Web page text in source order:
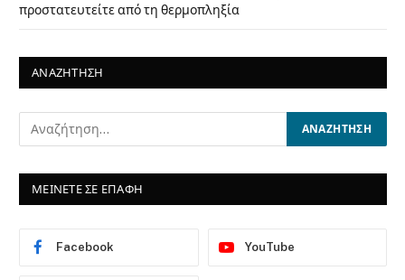
προστατευτείτε από τη θερμοπληξία
ΑΝΑΖΗΤΗΣΗ
ΜΕΙΝΕΤΕ ΣΕ ΕΠΑΦΗ
Facebook YouTube